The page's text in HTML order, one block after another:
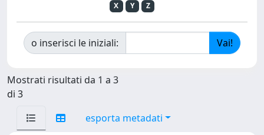
X
Y Z
o inserisci le iniziali:
Mostrati risultati da 1 a 3
di 3
esporta metadati